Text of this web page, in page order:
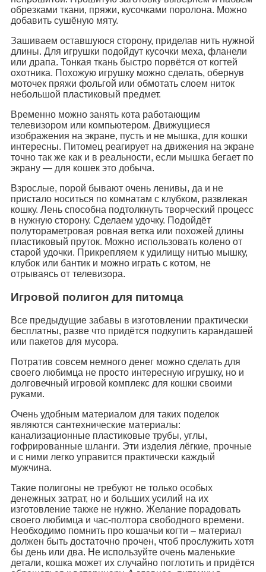
обрезками ткани, пряжи, кусочками поролона. Можно
добавить сушёную мяту.
Зашиваем оставшуюся сторону, приделав нить нужной
длины. Для игрушки подойдут кусочки меха, фланели
или драпа. Тонкая ткань быстро порвётся от когтей
охотника. Похожую игрушку можно сделать, обернув
моточек пряжи фольгой или обмотать слоем ниток
небольшой пластиковый предмет.
Временно можно занять кота работающим
телевизором или компьютером. Движущиеся
изображения на экране, пусть и не мышка, для кошки
интересны. Питомец реагирует на движения на экране
точно так же как и в реальности, если мышка бегает по
экрану — для кошек это добыча.
Взрослые, порой бывают очень ленивы, да и не
пристало носиться по комнатам с клубком, развлекая
кошку. Лень способна подтолкнуть творческий процесс
в нужную сторону. Сделаем удочку. Подойдёт
полутораметровая ровная ветка или похожей длины
пластиковый пруток. Можно использовать колено от
старой удочки. Прикрепляем к удилищу нитью мышку,
клубок или бантик и можно играть с котом, не
отрываясь от телевизора.
Игровой полигон для питомца
Все предыдущие забавы в изготовлении практически
бесплатны, разве что придётся подкупить карандашей
или пакетов для мусора.
Потратив совсем немного денег можно сделать для
своего любимца не просто интересную игрушку, но и
долговечный игровой комплекс для кошки своими
руками.
Очень удобным материалом для таких поделок
являются сантехнические материалы:
канализационные пластиковые трубы, углы,
гофрированные шланги. Эти изделия лёгкие, прочные
и с ними легко управится практически каждый
мужчина.
Такие полигоны не требуют не только особых
денежных затрат, но и больших усилий на их
изготовление также не нужно. Желание порадовать
своего любимца и час-полтора свободного времени.
Необходимо помнить про кошачьи когти – материал
должен быть достаточно прочен, чтоб прослужить хотя
бы день или два. Не используйте очень маленькие
детали, кошка может их случайно поглотить и придётся